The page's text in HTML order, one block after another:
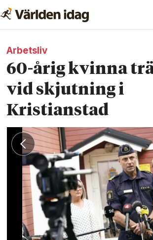
Arbetsliv
60-årig kvinna
vid skjutning i
Kristianstad